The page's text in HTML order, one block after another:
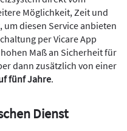
Möglichkeit, Zeit und
um diesen Service anbieten
per Vicare App
Maß an Sicherheit für
dann zusätzlich von einer
fünf Jahre.
Dienst